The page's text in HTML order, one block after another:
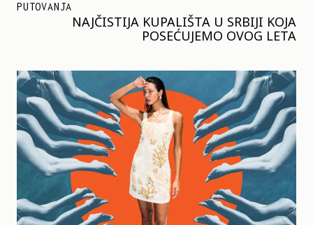
PUTOVANJA
NAJČISTIJA KUPALIŠTA U SRBIJI KOJA
POSEĆUJEMO OVOG LETA